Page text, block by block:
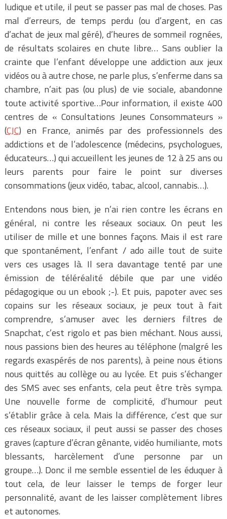
ludique et utile, il peut se passer pas mal de choses. Pas
mal d’erreurs, de temps perdu (ou d’argent, en cas
d’achat de jeux mal géré), d’heures de sommeil rognées,
de résultats scolaires en chute libre… Sans oublier la
crainte que l’enfant développe une addiction aux jeux
vidéos ou à autre chose, ne parle plus, s’enferme dans sa
chambre, n’ait pas (ou plus) de vie sociale, abandonne
toute activité sportive…Pour information, il existe 400
centres de « Consultations Jeunes Consommateurs »
(CJC) en France, animés par des professionnels des
addictions et de l’adolescence (médecins, psychologues,
éducateurs…) qui accueillent les jeunes de 12 à 25 ans ou
leurs parents pour faire le point sur diverses
consommations (jeux vidéo, tabac, alcool, cannabis…).
Entendons nous bien, je n’ai rien contre les écrans en
général, ni contre les réseaux sociaux. On peut les
utiliser de mille et une bonnes façons. Mais il est rare
que spontanément, l’enfant / ado aille tout de suite
vers ces usages là. Il sera davantage tenté par une
émission de téléréalité débile que par une vidéo
pédagogique ou un ebook ;-). Et puis, papoter avec ses
copains sur les réseaux sociaux, je peux tout à fait
comprendre, s’amuser avec les derniers filtres de
Snapchat, c’est rigolo et pas bien méchant. Nous aussi,
nous passions bien des heures au téléphone (malgré les
regards exaspérés de nos parents), à peine nous étions
nous quittés au collège ou au lycée. Et puis s’échanger
des SMS avec ses enfants, cela peut être très sympa.
Une nouvelle forme de complicité, d’humour peut
s’établir grâce à cela. Mais la différence, c’est que sur
ces réseaux sociaux, il peut aussi se passer des choses
graves (capture d’écran gênante, vidéo humiliante, mots
blessants, harcèlement d’une personne par un
groupe…). Donc il me semble essentiel de les éduquer à
tout cela, de leur laisser le temps de forger leur
personnalité, avant de les laisser complètement libres
et autonomes.